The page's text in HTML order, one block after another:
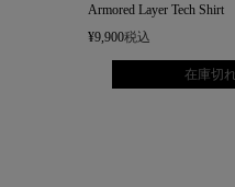
Armored Layer Tech Shirt
¥9,900税込
在庫切れ